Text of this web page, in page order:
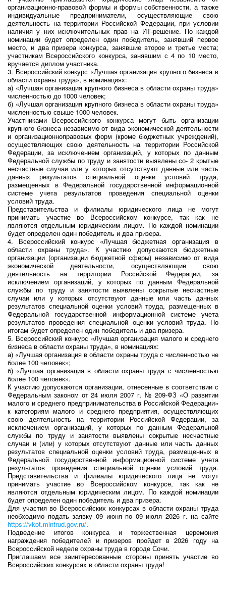
организационно-правовой формы и формы собственности, а также
индивидуальные предприниматели, осуществляющие свою
деятельность на территории Российской Федерации, при условии
наличия у них исключительных прав на ИТ-решение. По каждой
номинации будет определен один победитель, занявший первое
место, и два призера конкурса, занявшие второе и третье места;
участникам Всероссийского конкурса, занявшим с 4 по 10 место,
вручается диплом участника.
3. Всероссийский конкурс «Лучшая организация крупного бизнеса в
области охраны труда», в номинациях:
а) «Лучшая организация крупного бизнеса в области охраны труда»
численностью до 1000 человек;
б) «Лучшая организация крупного бизнеса в области охраны труда»
численностью свыше 1000 человек.
Участниками Всероссийского конкурса могут быть организации
крупного бизнеса независимо от вида экономической деятельности
и организационноправовых форм (кроме бюджетных учреждений),
осуществляющих свою деятельность на территории Российской
Федерации, за исключением организаций, у которых по данным
Федеральной службы по труду и занятости выявлены со- 2 крытые
несчастные случаи или у которых отсутствуют данные или часть
данных результатов специальной оценки условий труда,
размещенных в Федеральной государственной информационной
системе учета результатов проведения специальной оценки
условий труда.
Представительства и филиалы юридического лица не могут
принимать участие во Всероссийском конкурсе, так как не
являются отдельным юридическим лицом. По каждой номинации
будет определен один победитель и два призера.
4. Всероссийский конкурс «Лучшая бюджетная организация в
области охраны труда». К участию допускаются бюджетные
организации (организации бюджетной сферы) независимо от вида
экономической деятельности, осуществляющие свою
деятельность на территории Российской Федерации, за
исключением организаций, у которых по данным Федеральной
службы по труду и занятости выявлены сокрытые несчастные
случаи или у которых отсутствуют данные или часть данных
результатов специальной оценки условий труда, размещенных в
Федеральной государственной информационной системе учета
результатов проведения специальной оценки условий труда. По
итогам будет определен один победитель и два призера.
5. Всероссийский конкурс «Лучшая организация малого и среднего
бизнеса в области охраны труда», в номинациях:
а) «Лучшая организация в области охраны труда с численностью не
более 100 человек»;
б) «Лучшая организация в области охраны труда с численностью
более 100 человек».
К участию допускаются организации, отнесенные в соответствии с
Федеральным законом от 24 июля 2007 г. № 209-ФЗ «О развитии
малого и среднего предпринимательства в Российской Федерации»
к категориям малого и среднего предприятия, осуществляющих
свою деятельность на территории Российской Федерации, за
исключением организаций, у которых по данным Федеральной
службы по труду и занятости выявлены сокрытые несчастные
случаи и (или) у которых отсутствуют данные или часть данных
результатов специальной оценки условий труда, размещенных в
Федеральной государственной информационной системе учета
результатов проведения специальной оценки условий труда.
Представительства и филиалы юридического лица не могут
принимать участие во Всероссийском конкурсе, так как не
являются отдельным юридическим лицом. По каждой номинации
будет определен один победитель и два призера.
Для участия во Всероссийских конкурсах в области охраны труда
необходимо подать заявку 09 июня по 09 июля 2026 г. на сайте
https://vkot.mintrud.gov.ru/.
Подведение итогов конкурса и торжественная церемония
награждения победителей и призеров пройдет в 2026 году на
Всероссийской неделе охраны труда в городе Сочи.
Приглашаем все заинтересованные стороны принять участие во
Всероссийских конкурсах в области охраны труда!